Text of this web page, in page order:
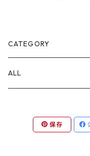
CATEGORY
ALL
保存